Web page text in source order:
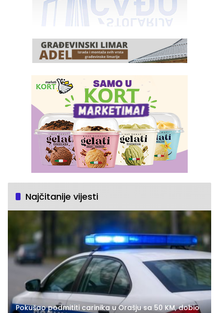
Najčitanije vijesti
Pokušao podmititi carinika u Orašju sa 50 KM, dobio